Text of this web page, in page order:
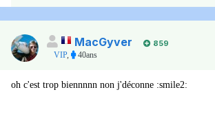
MacGyver
859
VIP, 40ans
oh c'est trop biennnnn non j'déconne :smile2: